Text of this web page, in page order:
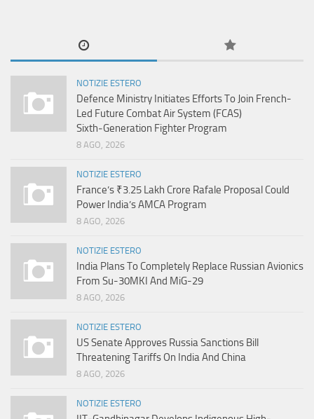
NOTIZIE ESTERO
Defence Ministry Initiates Efforts To Join French-
Led Future Combat Air System (FCAS)
Sixth‑Generation Fighter Program
8 AGO, 2026
NOTIZIE ESTERO
France’s ₹3.25 Lakh Crore Rafale Proposal Could
Power India’s AMCA Program
8 AGO, 2026
NOTIZIE ESTERO
India Plans To Completely Replace Russian Avionics
From Su-30MKI And MiG-29
8 AGO, 2026
NOTIZIE ESTERO
US Senate Approves Russia Sanctions Bill
Threatening Tariffs On India And China
8 AGO, 2026
NOTIZIE ESTERO